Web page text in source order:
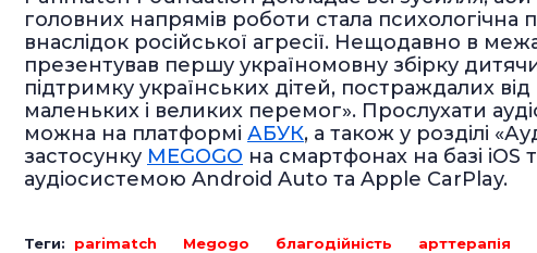
головних напрямів роботи стала психологічна
внаслідок російської агресії. Нещодавно в
презентував першу україномовну збірку
підтримку українських дітей, постраждалих від
маленьких і великих перемог». Прослухати
можна на платформі АБУК, а також у розділі
застосунку MEGOGO на смартфонах на базі iOS
аудіосистемою Android Auto та Apple CarPlay.
Теги: parimatch Megogo благодійність арттерапія